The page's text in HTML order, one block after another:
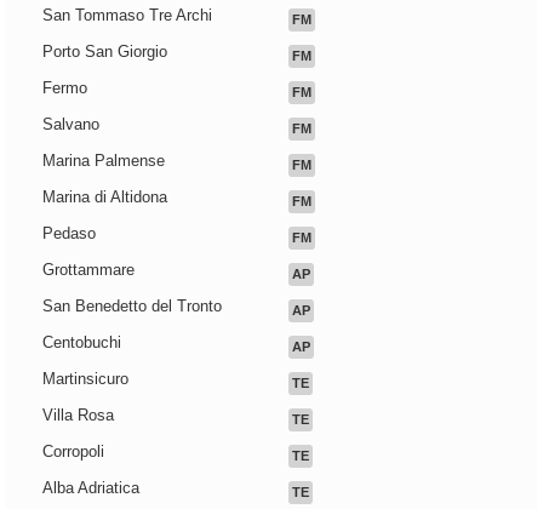
San Tommaso Tre Archi FM
Porto San Giorgio FM
Fermo FM
Salvano FM
Marina Palmense FM
Marina di Altidona FM
Pedaso FM
Grottammare AP
San Benedetto del Tronto AP
Centobuchi AP
Martinsicuro TE
Villa Rosa TE
Corropoli TE
Alba Adriatica TE